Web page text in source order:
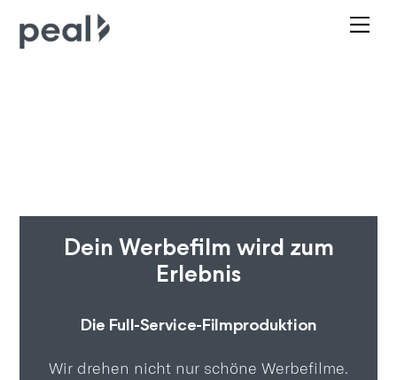
Dein Werbefilm wird zum
Erlebnis
Die Full-Service-Filmproduktion
Wir drehen nicht nur schöne Werbefilme.